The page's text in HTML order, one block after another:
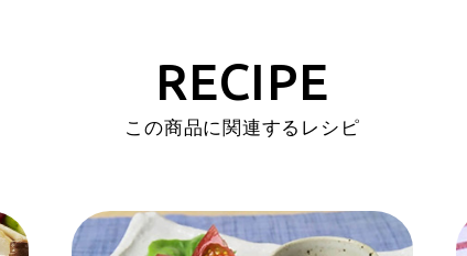
RECIPE
この商品に関連するレシピ